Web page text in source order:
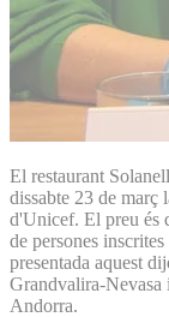
El restaurant
dissabte 23 de
d'Unicef. El preu és
de persones
presentada aquest
Grandvalira-
Andorra.